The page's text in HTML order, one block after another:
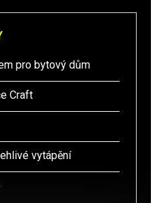
pro bytový dům
Craft
vytápění